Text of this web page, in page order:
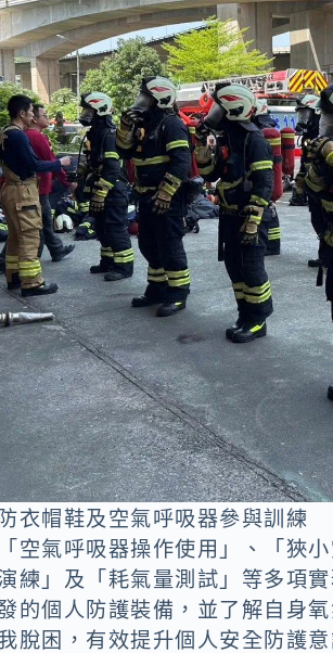
衣帽鞋及空氣呼吸器參與訓練
空氣呼吸器操作使用」、「狹
練」及「耗氣量測試」等多項
的個人防護裝備，並了解自身
脫困，有效提升個人安全防護